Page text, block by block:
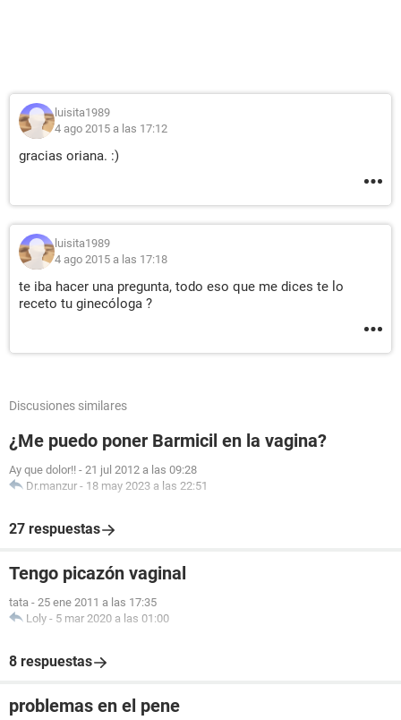
luisita1989
4 ago 2015 a las 17:12
gracias oriana. :)
luisita1989
4 ago 2015 a las 17:18
te iba hacer una pregunta, todo eso que me dices te lo
receto tu ginecóloga ?
Discusiones similares
¿Me puedo poner Barmicil en la vagina?
Ay que dolor!! - 21 jul 2012 a las 09:28
Dr.manzur - 18 may 2023 a las 22:51
27 respuestas
Tengo picazón vaginal
tata - 25 ene 2011 a las 17:35
Loly - 5 mar 2020 a las 01:00
8 respuestas
problemas en el pene